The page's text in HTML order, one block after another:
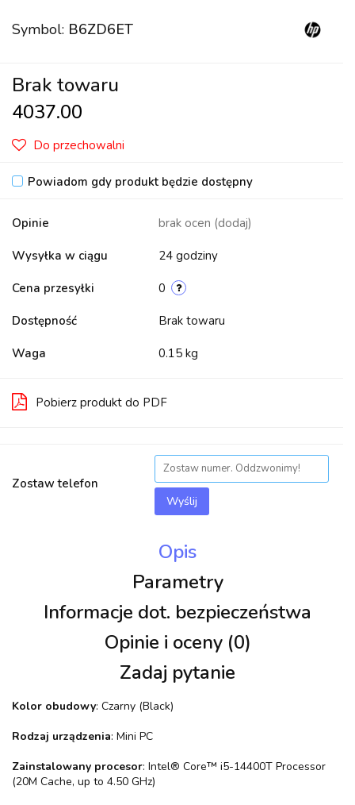
Symbol: B6ZD6ET
Brak towaru
4037.00
Do przechowalni
Powiadom gdy produkt będzie dostępny
Opinie brak ocen (dodaj)
Wysyłka w ciągu 24 godziny
Cena przesyłki 0
Dostępność Brak towaru
Waga 0.15 kg
Pobierz produkt do PDF
Zostaw telefon
Wyślij
Opis
Parametry
Informacje dot. bezpieczeństwa
Opinie i oceny (0)
Zadaj pytanie
Kolor obudowy: Czarny (Black)
Rodzaj urządzenia: Mini PC
Zainstalowany procesor: Intel® Core™ i5-14400T Processor
(20M Cache, up to 4.50 GHz)